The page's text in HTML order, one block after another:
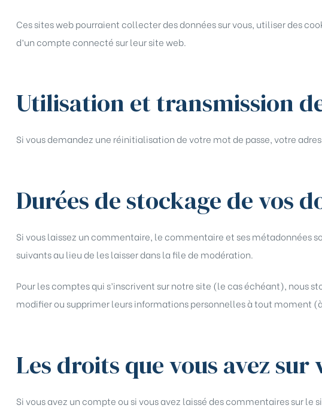
Ces sites web pourraient collecter des données sur vous, utiliser des
d’un compte connecté sur leur site web.
Utilisation et transmission
Si vous demandez une réinitialisation de votre mot de passe, votre
Durées de stockage de vos
Si vous laissez un commentaire, le commentaire et ses
suivants au lieu de les laisser dans la file de modération.
Pour les comptes qui s’inscrivent sur notre site (le cas échéant), nous
modifier ou supprimer leurs informations personnelles à tout moment
Les droits que vous avez sur
Si vous avez un compte ou si vous avez laissé des commentaires sur